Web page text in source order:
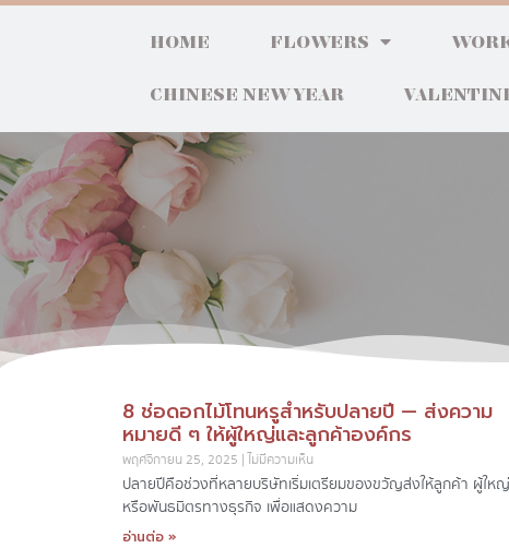
HOME FLOWERS
CHINESE NEW YEAR
8 ช่อดอกไม้โทนหรูสำหรับปลายปี — ส่งความ
หมายดี ๆ ให้ผู้ใหญ่และลูกค้าองค์กร
พฤศจิกายน 25, 2025 ไม่มีความเห็น
ปลายปีคือช่วงที่หลายบริษัทเริ่มเตรียมของขวัญส่งให้ลูกค้า ผู้ใหญ่
หรือพันธมิตรทางธุรกิจ เพื่อแสดงความ
อ่านต่อ »